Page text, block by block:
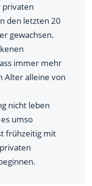
privaten
den letzten 20
gewachsen.
immer mehr
Alter alleine von
nicht leben
umso
frühzeitig mit